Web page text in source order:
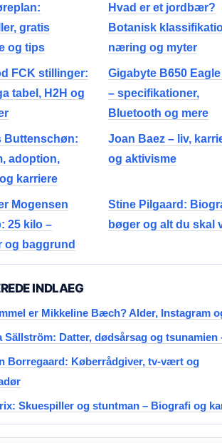
gratis
og tips
Hvad er et jordbær?
Botanisk
næring og myter
FCK stillinger:
tabel, H2H og
Gigabyte B650
– specifikationer,
Bluetooth og mere
Buttenschøn:
adoption,
karriere
Joan Baez – liv,
og aktivisme
Mogensen
25 kilo –
og baggrund
Stine Pilgaard:
bøger og alt du skal
INDLAEG
er Mikkeline Bæch? Alder, Instagram
Sällström: Datter, dødsårsag og tsunamien
Borregaard: Køberrådgiver, tv-vært og
Skuespiller og stuntman – Biografi og